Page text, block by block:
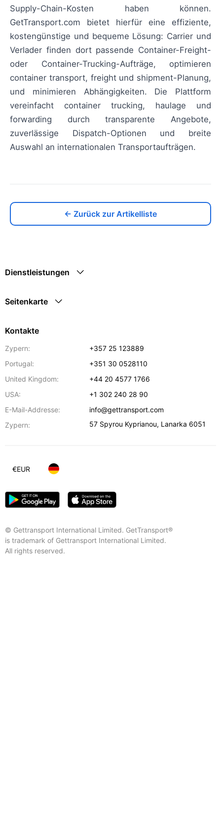
Supply-Chain-Kosten haben können.
GetTransport.com bietet hierfür eine effiziente,
kostengünstige und bequeme Lösung: Carrier und
Verlader finden dort passende Container-Freight-
oder Container-Trucking-Aufträge, optimieren
container transport, freight und shipment-Planung,
und minimieren Abhängigkeiten. Die Plattform
vereinfacht container trucking, haulage und
forwarding durch transparente Angebote,
zuverlässige Dispatch-Optionen und breite
Auswahl an internationalen Transportaufträgen.
← Zurück zur Artikelliste
Dienstleistungen
Seitenkarte
Kontakte
Zypern:
+357 25 123889
Portugal:
+351 30 0528110
United Kingdom:
+44 20 4577 1766
USA:
+1 302 240 28 90
E-Mail-Addresse:
info@gettransport.com
Zypern:
57 Spyrou Kyprianou, Lanarka 6051
© Gettransport International Limited. GetTransport®
is trademark of Gettransport International Limited.
All rights reserved.
€EUR